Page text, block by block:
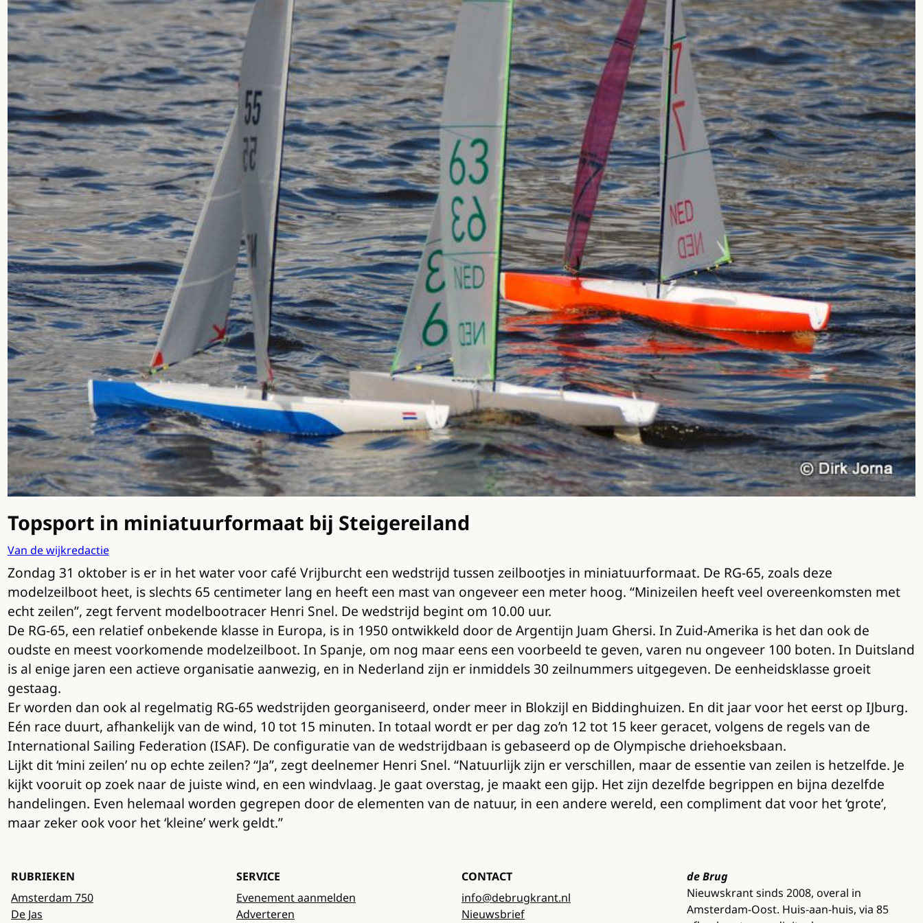
Topsport in miniatuurformaat bij Steigereiland
Van de wijkredactie
Zondag 31 oktober is er in het water voor café Vrijburcht een wedstrijd tussen zeilbootjes in miniatuurformaat. De RG-65, zoals deze
modelzeilboot heet, is slechts 65 centimeter lang en heeft een mast van ongeveer een meter hoog. “Minizeilen heeft veel overeenkomsten met
echt zeilen”, zegt fervent modelbootracer Henri Snel. De wedstrijd begint om 10.00 uur.
De RG-65, een relatief onbekende klasse in Europa, is in 1950 ontwikkeld door de Argentijn Juam Ghersi. In Zuid-Amerika is het dan ook de
oudste en meest voorkomende modelzeilboot. In Spanje, om nog maar eens een voorbeeld te geven, varen nu ongeveer 100 boten. In Duitsland
is al enige jaren een actieve organisatie aanwezig, en in Nederland zijn er inmiddels 30 zeilnummers uitgegeven. De eenheidsklasse groeit
gestaag.
Er worden dan ook al regelmatig RG-65 wedstrijden georganiseerd, onder meer in Blokzijl en Biddinghuizen. En dit jaar voor het eerst op IJburg.
Eén race duurt, afhankelijk van de wind, 10 tot 15 minuten. In totaal wordt er per dag zo’n 12 tot 15 keer geracet, volgens de regels van de
International Sailing Federation (ISAF). De configuratie van de wedstrijdbaan is gebaseerd op de Olympische driehoeksbaan.
Lijkt dit ‘mini zeilen’ nu op echte zeilen? “Ja”, zegt deelnemer Henri Snel. “Natuurlijk zijn er verschillen, maar de essentie van zeilen is hetzelfde. Je
kijkt vooruit op zoek naar de juiste wind, en een windvlaag. Je gaat overstag, je maakt een gijp. Het zijn dezelfde begrippen en bijna dezelfde
handelingen. Even helemaal worden gegrepen door de elementen van de natuur, in een andere wereld, een compliment dat voor het ‘grote’,
maar zeker ook voor het ‘kleine’ werk geldt.”
RUBRIEKEN
Amsterdam 750
De Jas
SERVICE
Evenement aanmelden
Adverteren
CONTACT
info@debrugkrant.nl
Nieuwsbrief
de Brug
Nieuwskrant sinds 2008, overal in
Amsterdam-Oost. Huis-aan-huis, via 85